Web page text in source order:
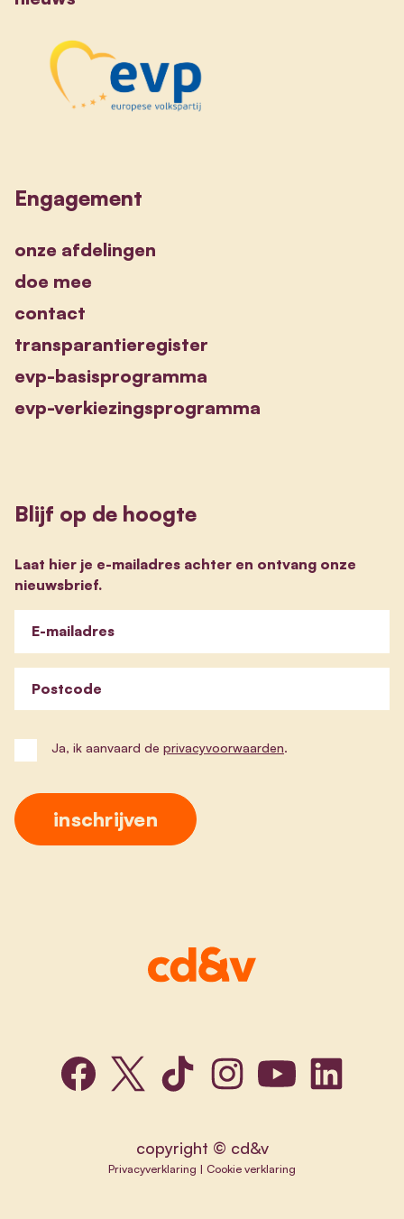
Engagement
onze afdelingen
doe mee
contact
transparantieregister
evp-basisprogramma
evp-verkiezingsprogramma
Blijf op de hoogte
Laat hier je e-mailadres achter en ontvang onze
nieuwsbrief.
E-mailadres
Postcode
Ja, ik aanvaard de privacyvoorwaarden.
copyright © cd&v
Privacyverklaring | Cookie verklaring